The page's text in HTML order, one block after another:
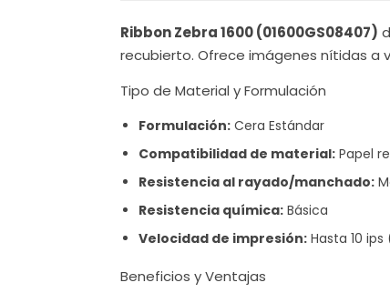
Ribbon Zebra 1600 (01600GS08407)
recubierto. Ofrece imágenes nítidas a
Tipo de Material y Formulación
Formulación: Cera Estándar
Compatibilidad de material: Papel
Resistencia al rayado/manchado:
Resistencia química: Básica
Velocidad de impresión: Hasta 10
Beneficios y Ventajas